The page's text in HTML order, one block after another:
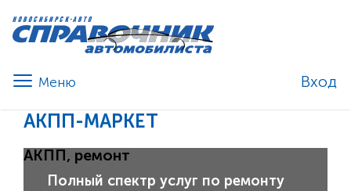
Вход
АКПП-МАРКЕТ
АКПП, ремонт
Полный спектр услуг по ремонту